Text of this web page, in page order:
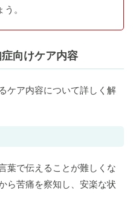
。
向けケア内容
ケア内容について詳しく解
葉で伝えることが難しくな
ら苦痛を察知し、安楽な状